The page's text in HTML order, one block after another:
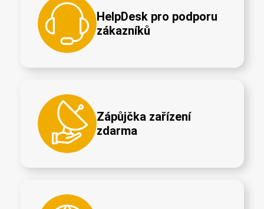
HelpDesk pro podporu
zákazníků
Zápůjčka zařízení
zdarma